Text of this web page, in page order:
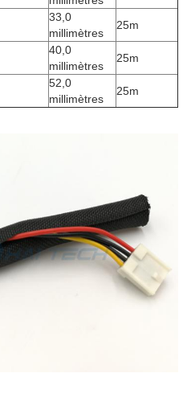
33,0
millimètres
25m
40,0
millimètres
25m
52,0
millimètres
25m